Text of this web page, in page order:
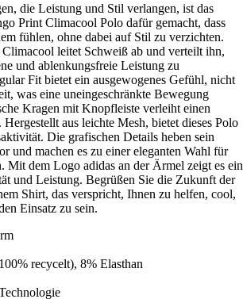
die Leistung und Stil verlangen, ist das
Print Climacool Polo dafür gemacht, dass
fühlen, ohne dabei auf Stil zu verzichten.
leitet Schweiß ab und verteilt ihn,
und ablenkungsfreie Leistung zu
Fit bietet ein ausgewogenes Gefühl, nicht
was eine uneingeschränkte Bewegung
Kragen mit Knopfleiste verleiht einen
aus leichte Mesh, bietet dieses Polo
Die grafischen Details heben sein
und machen es zu einer eleganten Wahl für
Mit dem Logo adidas an der Ärmel zeigt es ein
und Leistung. Begrüßen Sie die Zukunft der
Shirt, das verspricht, Ihnen zu helfen, cool,
Einsatz zu sein.
recycelt), 8% Elasthan